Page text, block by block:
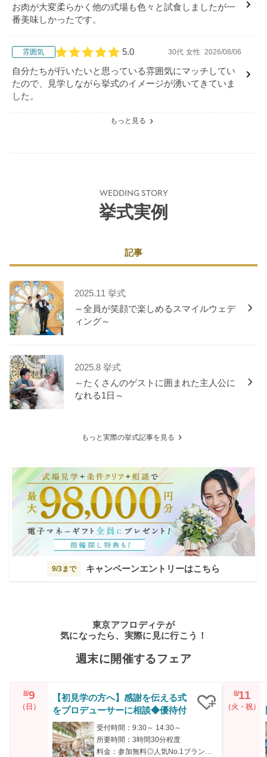
お肉が大変柔らかく他の式場も色々と試食しましたが一
番美味しかったです。
雰囲気
口コミ評価
5.0 30代 女性 2026/08/06
自分たちが行いたいと思っている雰囲気にマッチしてい
たので、見学しながら挙式のイメージが湧いてきていま
した。
もっと見る
WEDDING STORY
挙式実例
記事
2025.11 挙式
～全員が笑顔で楽しめるスマイルウェデ
ィング～
2025.8 挙式
～たくさんのゲストに囲まれた主人公に
なれる1日～
もっと実際の挙式記事を見る
9/3まで キャンペーンエントリーはこちら
東京アフロディテが
気になったら、実際に見に行こう！
週末に開催するフェア
8/9
（日）
【初見学の方へ】感謝を伝える式
をプロデューサーに相談◆優待付
受付時間：9:30～ 14:30～
所要時間：3時間30分程度
料金：参加無料◎人気No.1ブランド牛「幸せ絆牛」の試食付き
8/11
（火・祝）